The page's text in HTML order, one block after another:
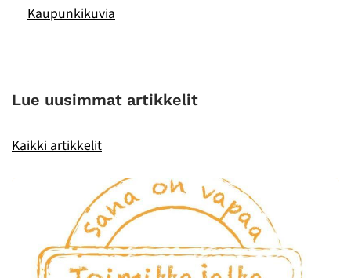
Kaupunkikuvia
Lue uusimmat artikkelit
Kaikki artikkelit